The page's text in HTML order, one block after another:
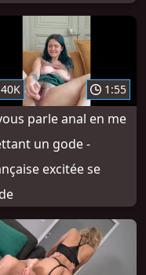
40K 1:55
parle anal en me
un gode -
excitée se